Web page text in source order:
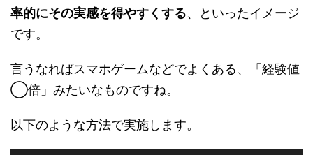
率的にその実感を得やすくする、といったイメージ
です。
言うなればスマホゲームなどでよくある、「経験値
◯倍」みたいなものですね。
以下のような方法で実施します。